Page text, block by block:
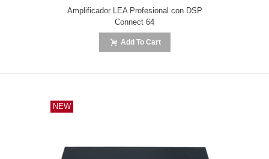
Amplificador LEA Profesional con DSP
Connect 64
Add To Cart
NEW